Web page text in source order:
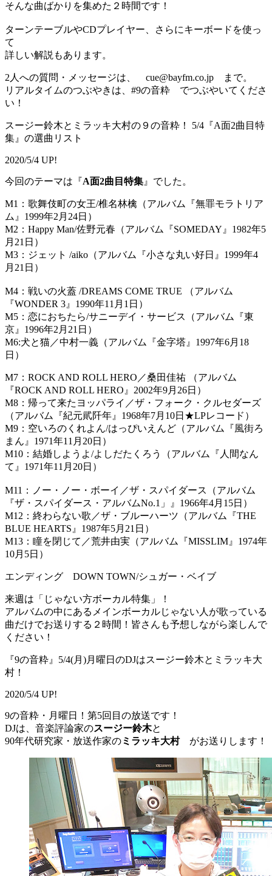
そんな曲ばかりを集めた２時間です！
ターンテーブルやCDプレイヤー、さらにキーボードを使っ
て
詳しい解説もあります。
2人への質問・メッセージは、 cue@bayfm.co.jp まで。
リアルタイムのつぶやきは、#9の音粋 でつぶやいてくださ
い！
スージー鈴木とミラッキ大村の９の音粋！ 5/4『A面2曲目特
集』の選曲リスト
2020/5/4 UP!
今回のテーマは『A面2曲目特集 』でした。
M1：歌舞伎町の女王/椎名林檎（アルバム『無罪モラトリア
ム』1999年2月24日）
M2：Happy Man/佐野元春（アルバム『SOMEDAY』1982年5
月21日）
M3：ジェット /aiko（アルバム『小さな丸い好日』1999年4
月21日）
M4：戦いの火蓋 /DREAMS COME TRUE （アルバム
『WONDER 3』1990年11月1日）
M5：恋におちたら/サニーデイ・サービス（アルバム『東
京』1996年2月21日）
M6:犬と猫／中村一義（アルバム『金字塔』1997年6月18
日）
M7：ROCK AND ROLL HERO／桑田佳祐 （アルバム
『ROCK AND ROLL HERO』2002年9月26日）
M8：帰って来たヨッパライ／ザ・フォーク・クルセダーズ
（アルバム『紀元貮阡年』1968年7月10日★LPレコード）
M9：空いろのくれよん/はっぴいえんど（アルバム『風街ろ
まん』1971年11月20日）
M10：結婚しようよ/よしだたくろう（アルバム『人間なん
て』1971年11月20日）
M11：ノー・ノー・ボーイ／ザ・スパイダース（アルバム
『ザ・スパイダース・アルバムNo.1」』1966年4月15日）
M12：終わらない歌／ザ・ブルーハーツ（アルバム『THE
BLUE HEARTS』1987年5月21日）
M13：瞳を閉じて／荒井由実（アルバム『MISSLIM』1974年
10月5日）
エンディング DOWN TOWN/シュガー・ベイブ
来週は「じゃない方ボーカル特集」！
アルバムの中にあるメインボーカルじゃない人が歌っている
曲だけでお送りする２時間！皆さんも予想しながら楽しんで
ください！
『9の音粋』5/4(月)月曜日のDJはスージー鈴木とミラッキ大
村！
2020/5/4 UP!
9の音粋・月曜日！第5回目の放送です！
DJは、音楽評論家のスージー鈴木と
90年代研究家・放送作家のミラッキ大村がお送りします！